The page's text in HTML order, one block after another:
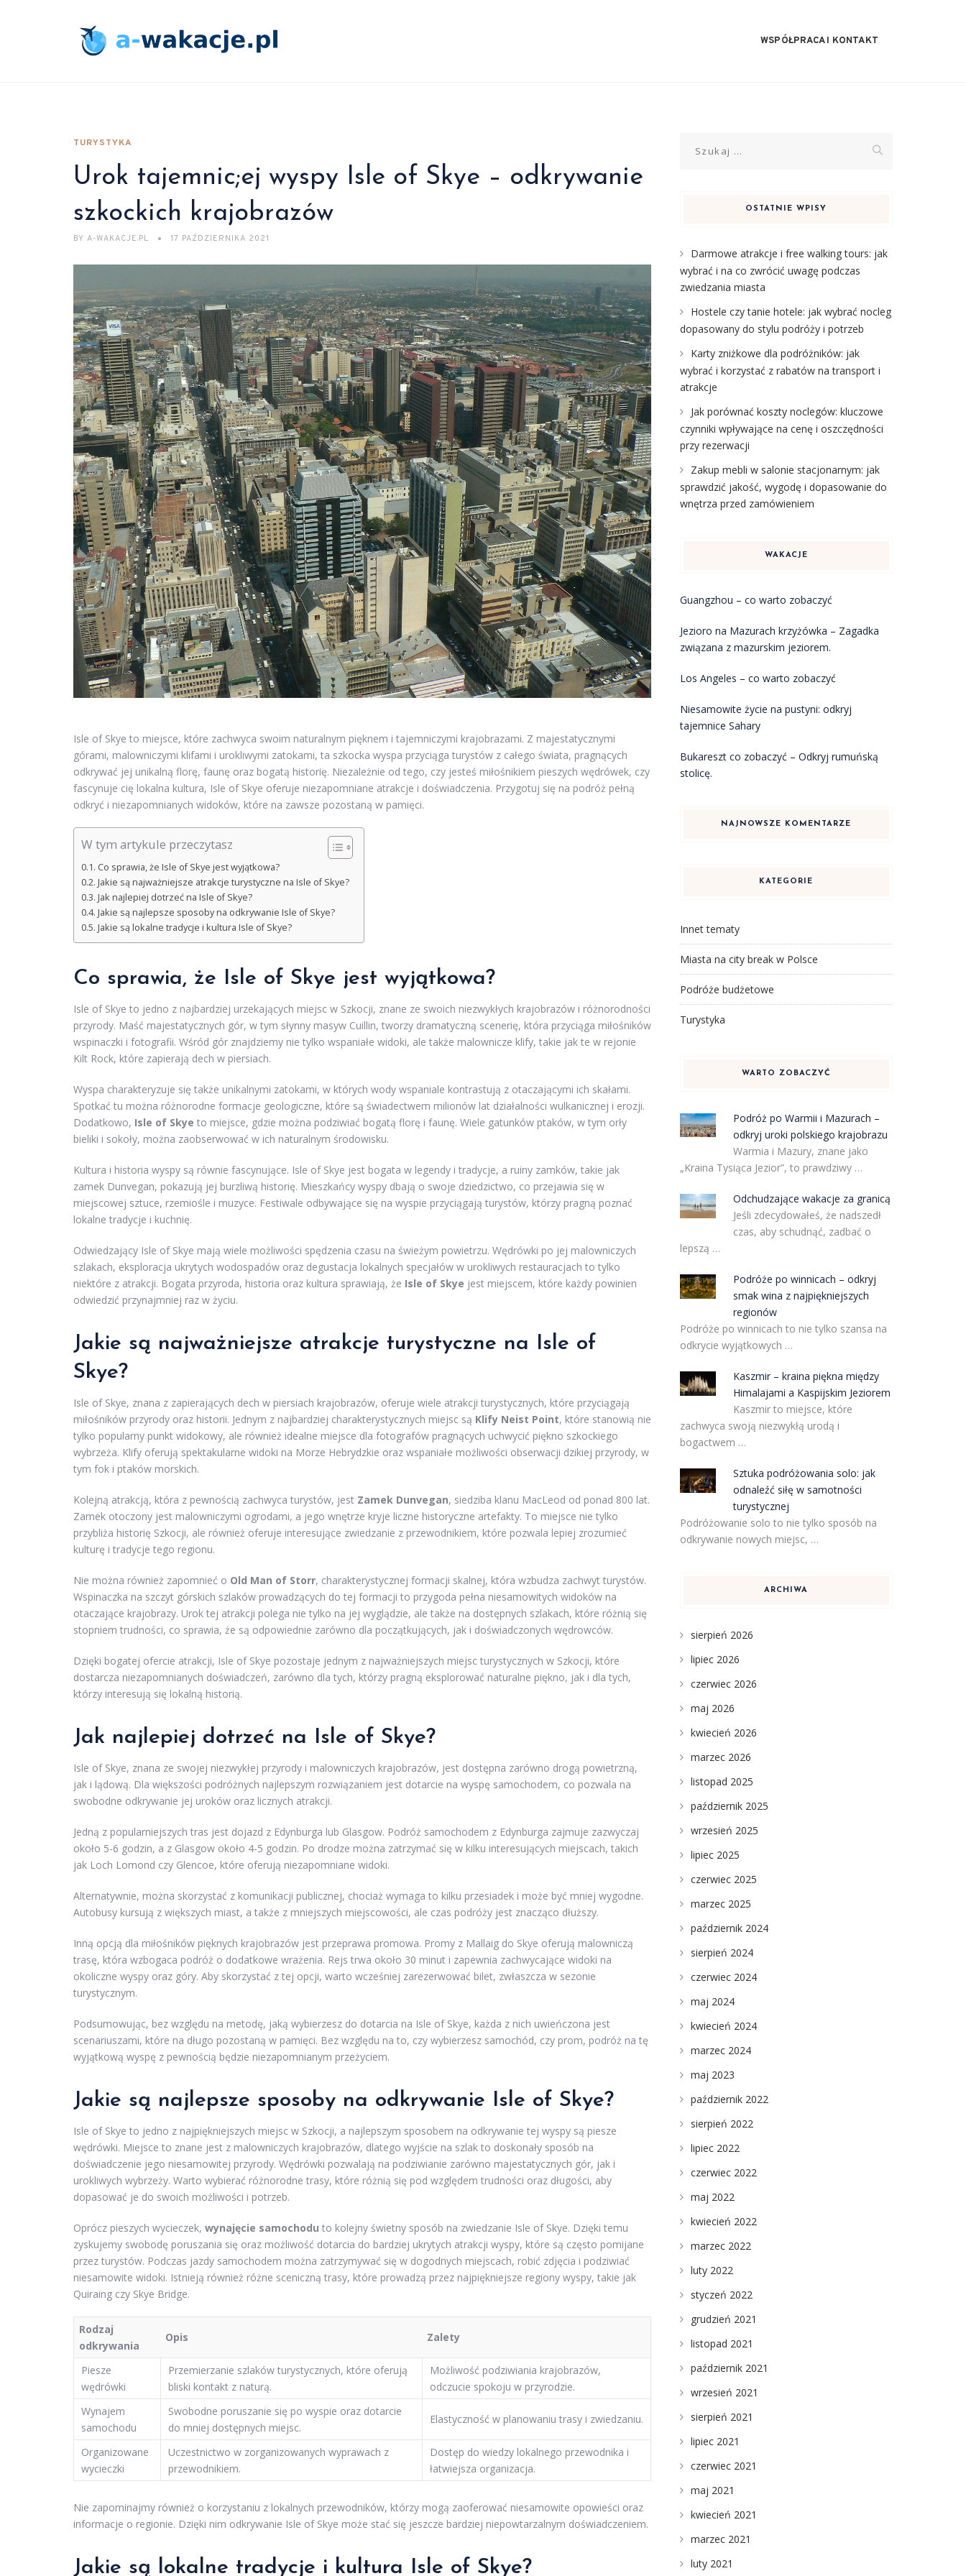
WSPÓŁPRACA I KONTAKT
TURYSTYKA
Urok tajemnic;ej wyspy Isle of Skye – odkrywanie
szkockich krajobrazów
BY A-WAKACJE.PL 17 PAŹDZIERNIKA 2021
Isle of Skye to miejsce, które zachwyca swoim naturalnym pięknem i tajemniczymi krajobrazami. Z majestatycznymi
górami, malowniczymi klifami i urokliwymi zatokami, ta szkocka wyspa przyciąga turystów z całego świata, pragnących
odkrywać jej unikalną florę, faunę oraz bogatą historię. Niezależnie od tego, czy jesteś miłośnikiem pieszych wędrówek, czy
fascynuje cię lokalna kultura, Isle of Skye oferuje niezapomniane atrakcje i doświadczenia. Przygotuj się na podróż pełną
odkryć i niezapomnianych widoków, które na zawsze pozostaną w pamięci.
W tym artykule przeczytasz
Co sprawia, że Isle of Skye jest wyjątkowa?
Jakie są najważniejsze atrakcje turystyczne na Isle of Skye?
Jak najlepiej dotrzeć na Isle of Skye?
Jakie są najlepsze sposoby na odkrywanie Isle of Skye?
Jakie są lokalne tradycje i kultura Isle of Skye?
Co sprawia, że Isle of Skye jest wyjątkowa?
Isle of Skye to jedno z najbardziej urzekających miejsc w Szkocji, znane ze swoich niezwykłych krajobrazów i różnorodności
przyrody. Maść majestatycznych gór, w tym słynny masyw Cuillin, tworzy dramatyczną scenerię, która przyciąga miłośników
wspinaczki i fotografii. Wśród gór znajdziemy nie tylko wspaniałe widoki, ale także malownicze klify, takie jak te w rejonie
Kilt Rock, które zapierają dech w piersiach.
Wyspa charakteryzuje się także unikalnymi zatokami, w których wody wspaniale kontrastują z otaczającymi ich skałami.
Spotkać tu można różnorodne formacje geologiczne, które są świadectwem milionów lat działalności wulkanicznej i erozji.
Dodatkowo, Isle of Skye to miejsce, gdzie można podziwiać bogatą florę i faunę. Wiele gatunków ptaków, w tym orły
bieliki i sokoły, można zaobserwować w ich naturalnym środowisku.
Kultura i historia wyspy są równie fascynujące. Isle of Skye jest bogata w legendy i tradycje, a ruiny zamków, takie jak
zamek Dunvegan, pokazują jej burzliwą historię. Mieszkańcy wyspy dbają o swoje dziedzictwo, co przejawia się w
miejscowej sztuce, rzemiośle i muzyce. Festiwale odbywające się na wyspie przyciągają turystów, którzy pragną poznać
lokalne tradycje i kuchnię.
Odwiedzający Isle of Skye mają wiele możliwości spędzenia czasu na świeżym powietrzu. Wędrówki po jej malowniczych
szlakach, eksploracja ukrytych wodospadów oraz degustacja lokalnych specjałów w urokliwych restauracjach to tylko
niektóre z atrakcji. Bogata przyroda, historia oraz kultura sprawiają, że Isle of Skye jest miejscem, które każdy powinien
odwiedzić przynajmniej raz w życiu.
Jakie są najważniejsze atrakcje turystyczne na Isle of
Skye?
Isle of Skye, znana z zapierających dech w piersiach krajobrazów, oferuje wiele atrakcji turystycznych, które przyciągają
miłośników przyrody oraz historii. Jednym z najbardziej charakterystycznych miejsc są Klify Neist Point, które stanowią nie
tylko popularny punkt widokowy, ale również idealne miejsce dla fotografów pragnących uchwycić piękno szkockiego
wybrzeża. Klify oferują spektakularne widoki na Morze Hebrydzkie oraz wspaniałe możliwości obserwacji dzikiej przyrody, w
tym fok i ptaków morskich.
Kolejną atrakcją, która z pewnością zachwyca turystów, jest Zamek Dunvegan, siedziba klanu MacLeod od ponad 800 lat.
Zamek otoczony jest malowniczymi ogrodami, a jego wnętrze kryje liczne historyczne artefakty. To miejsce nie tylko
przybliża historię Szkocji, ale również oferuje interesujące zwiedzanie z przewodnikiem, które pozwala lepiej zrozumieć
kulturę i tradycje tego regionu.
Nie można również zapomnieć o Old Man of Storr, charakterystycznej formacji skalnej, która wzbudza zachwyt turystów.
Wspinaczka na szczyt górskich szlaków prowadzących do tej formacji to przygoda pełna niesamowitych widoków na
otaczające krajobrazy. Urok tej atrakcji polega nie tylko na jej wyglądzie, ale także na dostępnych szlakach, które różnią się
stopniem trudności, co sprawia, że są odpowiednie zarówno dla początkujących, jak i doświadczonych wędrowców.
Dzięki bogatej ofercie atrakcji, Isle of Skye pozostaje jednym z najważniejszych miejsc turystycznych w Szkocji, które
dostarcza niezapomnianych doświadczeń, zarówno dla tych, którzy pragną eksplorować naturalne piękno, jak i dla tych,
którzy interesują się lokalną historią.
Jak najlepiej dotrzeć na Isle of Skye?
Isle of Skye, znana ze swojej niezwykłej przyrody i malowniczych krajobrazów, jest dostępna zarówno drogą powietrzną,
jak i lądową. Dla większości podróżnych najlepszym rozwiązaniem jest dotarcie na wyspę samochodem, co pozwala na
swobodne odkrywanie jej uroków oraz licznych atrakcji.
Jedną z popularniejszych tras jest dojazd z Edynburga lub Glasgow. Podróż samochodem z Edynburga zajmuje zazwyczaj
około 5-6 godzin, a z Glasgow około 4-5 godzin. Po drodze można zatrzymać się w kilku interesujących miejscach, takich
jak Loch Lomond czy Glencoe, które oferują niezapomniane widoki.
Alternatywnie, można skorzystać z komunikacji publicznej, chociaż wymaga to kilku przesiadek i może być mniej wygodne.
Autobusy kursują z większych miast, a także z mniejszych miejscowości, ale czas podróży jest znacząco dłuższy.
Inną opcją dla miłośników pięknych krajobrazów jest przeprawa promowa. Promy z Mallaig do Skye oferują malowniczą
trasę, która wzbogaca podróż o dodatkowe wrażenia. Rejs trwa około 30 minut i zapewnia zachwycające widoki na
okoliczne wyspy oraz góry. Aby skorzystać z tej opcji, warto wcześniej zarezerwować bilet, zwłaszcza w sezonie
turystycznym.
Podsumowując, bez względu na metodę, jaką wybierzesz do dotarcia na Isle of Skye, każda z nich uwieńczona jest
scenariuszami, które na długo pozostaną w pamięci. Bez względu na to, czy wybierzesz samochód, czy prom, podróż na tę
wyjątkową wyspę z pewnością będzie niezapomnianym przeżyciem.
Jakie są najlepsze sposoby na odkrywanie Isle of Skye?
Isle of Skye to jedno z najpiękniejszych miejsc w Szkocji, a najlepszym sposobem na odkrywanie tej wyspy są piesze
wędrówki. Miejsce to znane jest z malowniczych krajobrazów, dlatego wyjście na szlak to doskonały sposób na
doświadczenie jego niesamowitej przyrody. Wędrówki pozwalają na podziwianie zarówno majestatycznych gór, jak i
urokliwych wybrzeży. Warto wybierać różnorodne trasy, które różnią się pod względem trudności oraz długości, aby
dopasować je do swoich możliwości i potrzeb.
Oprócz pieszych wycieczek, wynajęcie samochodu to kolejny świetny sposób na zwiedzanie Isle of Skye. Dzięki temu
zyskujemy swobodę poruszania się oraz możliwość dotarcia do bardziej ukrytych atrakcji wyspy, które są często pomijane
przez turystów. Podczas jazdy samochodem można zatrzymywać się w dogodnych miejscach, robić zdjęcia i podziwiać
niesamowite widoki. Istnieją również różne sceniczną trasy, które prowadzą przez najpiękniejsze regiony wyspy, takie jak
Quiraing czy Skye Bridge.
Rodzaj
odkrywania
Opis Zalety
Piesze
wędrówki
Przemierzanie szlaków turystycznych, które oferują
bliski kontakt z naturą.
Możliwość podziwiania krajobrazów,
odczucie spokoju w przyrodzie.
Wynajem
samochodu
Swobodne poruszanie się po wyspie oraz dotarcie
do mniej dostępnych miejsc.
Elastyczność w planowaniu trasy i zwiedzaniu.
Organizowane
wycieczki
Uczestnictwo w zorganizowanych wyprawach z
przewodnikiem.
Dostęp do wiedzy lokalnego przewodnika i
łatwiejsza organizacja.
Nie zapominajmy również o korzystaniu z lokalnych przewodników, którzy mogą zaoferować niesamowite opowieści oraz
informacje o regionie. Dzięki nim odkrywanie Isle of Skye może stać się jeszcze bardziej niepowtarzalnym doświadczeniem.
Jakie są lokalne tradycje i kultura Isle of Skye?
OSTATNIE WPISY
Darmowe atrakcje i free walking tours: jak
wybrać i na co zwrócić uwagę podczas
zwiedzania miasta
Hostele czy tanie hotele: jak wybrać nocleg
dopasowany do stylu podróży i potrzeb
Karty zniżkowe dla podróżników: jak
wybrać i korzystać z rabatów na transport i
atrakcje
Jak porównać koszty noclegów: kluczowe
czynniki wpływające na cenę i oszczędności
przy rezerwacji
Zakup mebli w salonie stacjonarnym: jak
sprawdzić jakość, wygodę i dopasowanie do
wnętrza przed zamówieniem
WAKACJE
Guangzhou – co warto zobaczyć
Jezioro na Mazurach krzyżówka – Zagadka
związana z mazurskim jeziorem.
Los Angeles – co warto zobaczyć
Niesamowite życie na pustyni: odkryj
tajemnice Sahary
Bukareszt co zobaczyć – Odkryj rumuńską
stolicę.
NAJNOWSZE KOMENTARZE
KATEGORIE
Innet tematy
Miasta na city break w Polsce
Podróże budżetowe
Turystyka
WARTO ZOBACZYĆ
Podróż po Warmii i Mazurach –
odkryj uroki polskiego krajobrazu
Warmia i Mazury, znane jako
„Kraina Tysiąca Jezior”, to prawdziwy …
Odchudzające wakacje za granicą
Jeśli zdecydowałeś, że nadszedł
czas, aby schudnąć, zadbać o
lepszą …
Podróże po winnicach – odkryj
smak wina z najpiękniejszych
regionów
Podróże po winnicach to nie tylko szansa na
odkrycie wyjątkowych …
Kaszmir – kraina piękna między
Himalajami a Kaspijskim Jeziorem
Kaszmir to miejsce, które
zachwyca swoją niezwykłą urodą i
bogactwem …
Sztuka podróżowania solo: jak
odnaleźć siłę w samotności
turystycznej
Podróżowanie solo to nie tylko sposób na
odkrywanie nowych miejsc, …
ARCHIWA
sierpień 2026
lipiec 2026
czerwiec 2026
maj 2026
kwiecień 2026
marzec 2026
listopad 2025
październik 2025
wrzesień 2025
lipiec 2025
czerwiec 2025
marzec 2025
październik 2024
sierpień 2024
czerwiec 2024
maj 2024
kwiecień 2024
marzec 2024
maj 2023
październik 2022
sierpień 2022
lipiec 2022
czerwiec 2022
maj 2022
kwiecień 2022
marzec 2022
luty 2022
styczeń 2022
grudzień 2021
listopad 2021
październik 2021
wrzesień 2021
sierpień 2021
lipiec 2021
czerwiec 2021
maj 2021
kwiecień 2021
marzec 2021
luty 2021